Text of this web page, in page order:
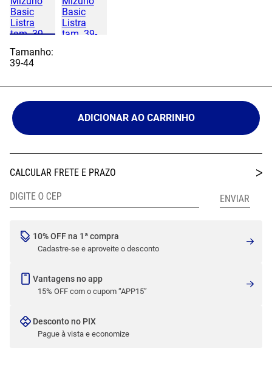
Tamanho:
39-44
ADICIONAR AO CARRINHO
10% OFF na 1ª compra
Cadastre-se e aproveite o desconto
Vantagens no app
15% OFF com o cupom “APP15”
Desconto no PIX
Pague à vista e economize